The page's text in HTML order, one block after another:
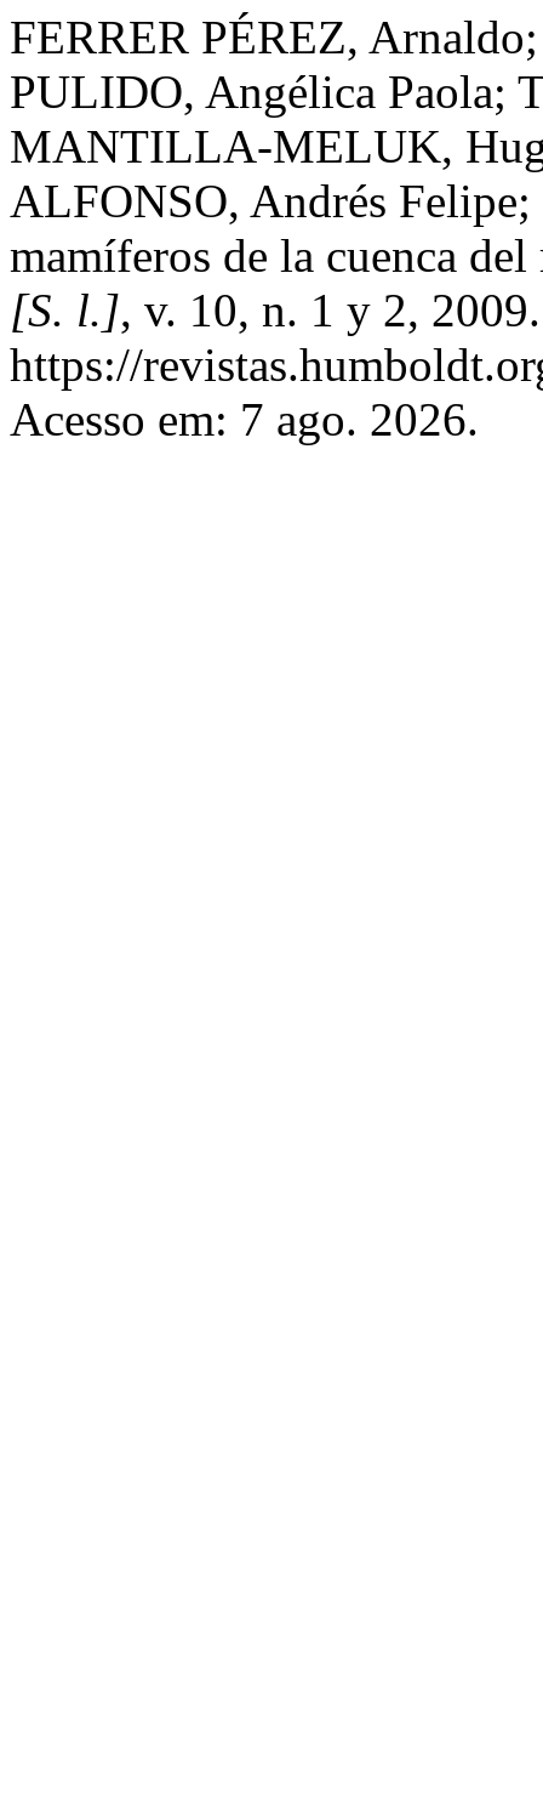
FERRER PÉREZ,
PULIDO, Angélica Paola;
MANTILLA-MELUK,
ALFONSO, Andrés
mamíferos de la cuenca
[S. l.], v. 10, n. 1 y 2,
https://
Acesso em: 7 ago. 2026.